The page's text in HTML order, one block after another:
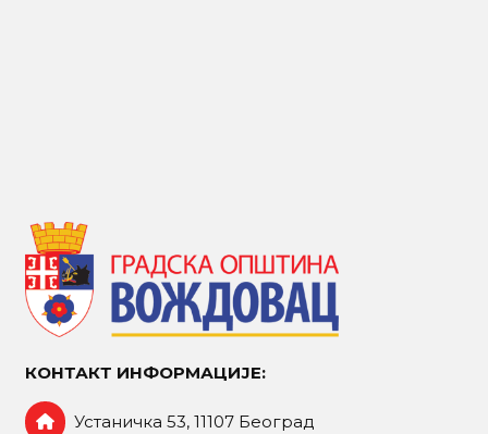
КОНТАКТ ИНФОРМАЦИЈЕ:
Устаничка 53, 11107 Београд